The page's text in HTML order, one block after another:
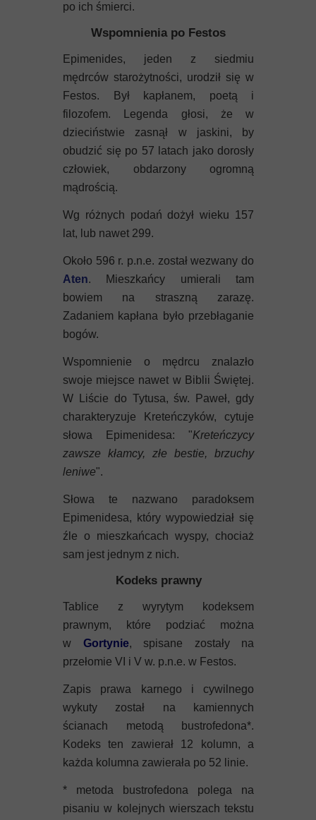
po ich śmierci.
Wspomnienia po Festos
Epimenides, jeden z siedmiu
mędrców starożytności, urodził się w
Festos. Był kapłanem, poetą i
filozofem. Legenda głosi, że w
dzieciństwie zasnął w jaskini, by
obudzić się po 57 latach jako dorosły
człowiek, obdarzony ogromną
mądrością.
Wg różnych podań dożył wieku 157
lat, lub nawet 299.
Około 596 r. p.n.e. został wezwany do
Aten. Mieszkańcy umierali tam
bowiem na straszną zarazę.
Zadaniem kapłana było przebłaganie
bogów.
Wspomnienie o mędrcu znalazło
swoje miejsce nawet w Biblii Świętej.
W Liście do Tytusa, św. Paweł, gdy
charakteryzuje Kreteńczyków, cytuje
słowa Epimenidesa: "Kreteńczycy
zawsze kłamcy, złe bestie, brzuchy
leniwe".
Słowa te nazwano paradoksem
Epimenidesa, który wypowiedział się
źle o mieszkańcach wyspy, chociaż
sam jest jednym z nich.
Kodeks prawny
Tablice z wyrytym kodeksem
prawnym, które podziać można
w
Gortynie, spisane zostały na
przełomie VI i V w. p.n.e. w Festos.
Zapis prawa karnego i cywilnego
wykuty został na kamiennych
ścianach metodą bustrofedona*.
Kodeks ten zawierał 12 kolumn, a
każda kolumna zawierała po 52 linie.
* metoda bustrofedona polega na
pisaniu w kolejnych wierszach tekstu